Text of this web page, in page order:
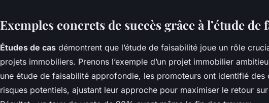
Exemples concrets de succès grâce à l’étude de
Études de cas démontrent que l’étude de faisabilité joue un rôle
projets immobiliers. Prenons l’exemple d’un projet immobilier
une étude de faisabilité approfondie, les promoteurs ont identifié des
risques potentiels, ajustant leur approche pour maximiser le retour